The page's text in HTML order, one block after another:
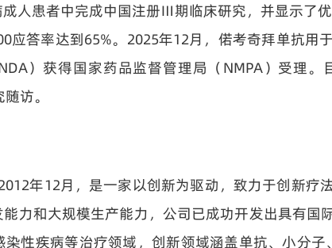
人患者中完成中国注册Ⅲ期临床研究，并显示了
应答率达到65%。2025年12月，偌考奇拜单抗
）获得国家药品监督管理局（NMPA）受理
访。
年12月，是一家以创新为驱动，致力于创新
力和大规模生产能力，公司已成功开发出具有国
性疾病等治疗领域，创新领域涵盖单抗、小分子